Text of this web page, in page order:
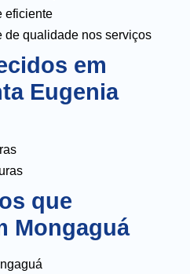
eficiente
de qualidade nos serviços
em
Eugenia
que
Mongaguá